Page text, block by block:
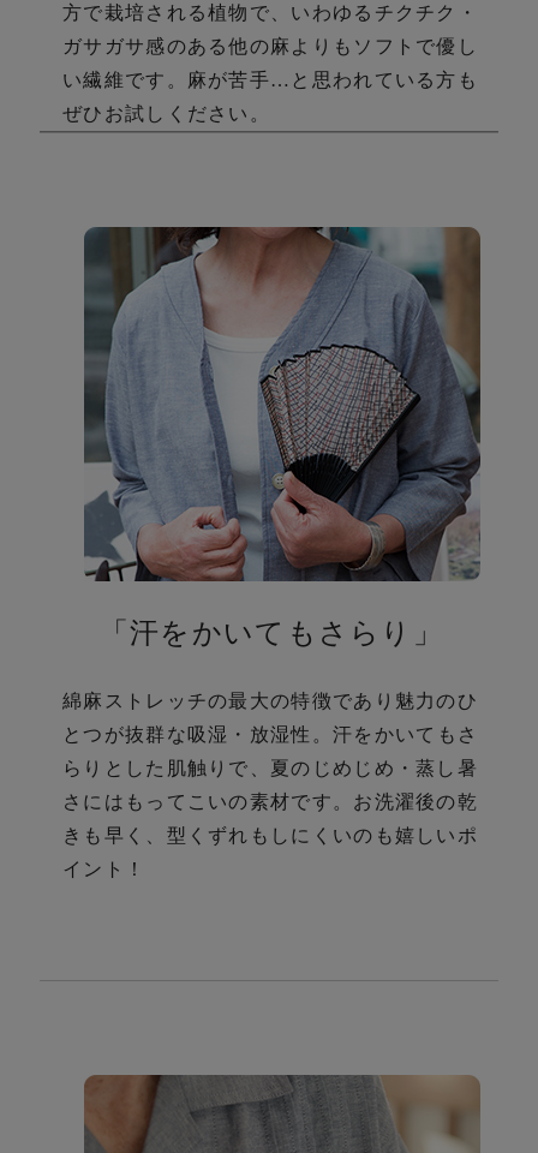
の
び
方で栽培される植物で、いわゆるチクチク・
ガサガサ感のある他の麻よりもソフトで優し
い繊維です。麻が苦手…と思われている方も
ぜひお試しください。
「汗をかいてもさらり」
綿麻ストレッチの最大の特徴であり魅力のひ
とつが抜群な吸湿・放湿性。 汗をかいてもさ
らりとした肌触りで、夏のじめじめ・蒸し暑
さにはもってこいの素材です。お洗濯後の乾
きも早く、型くずれもしにくいのも嬉しいポ
イント！